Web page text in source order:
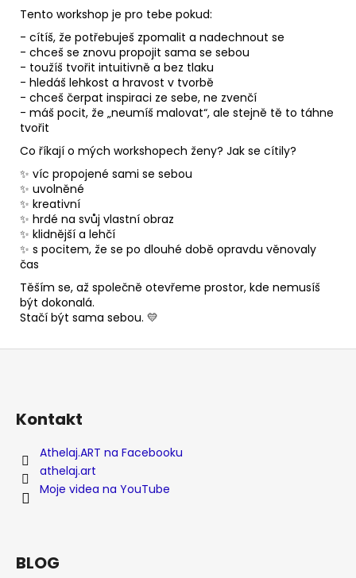
Tento workshop je pro tebe pokud:
- cítíš, že potřebuješ zpomalit a nadechnout se
- chceš se znovu propojit sama se sebou
- toužíš tvořit intuitivně a bez tlaku
- hledáš lehkost a hravost v tvorbě
- chceš čerpat inspiraci ze sebe, ne zvenčí
- máš pocit, že „neumíš malovat“, ale stejně tě to táhne
tvořit
Co říkají o mých workshopech ženy? Jak se cítily?
✨ víc propojené sami se sebou
✨ uvolněné
✨ kreativní
✨ hrdé na svůj vlastní obraz
✨ klidnější a lehčí
✨ s pocitem, že se po dlouhé době opravdu věnovaly
čas
Těším se, až společně otevřeme prostor, kde nemusíš
být dokonalá.
Stačí být sama sebou. 💛
Z
Kontakt
Athelaj.ART na Facebooku
athelaj.art
Moje videa na YouTube
BLOG